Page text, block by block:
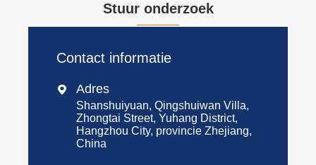
Stuur onderzoek
Contact informatie
 Adres
Shanshuiyuan, Qingshuiwan Villa,
Zhongtai Street, Yuhang District,
Hangzhou City, provincie Zhejiang,
China